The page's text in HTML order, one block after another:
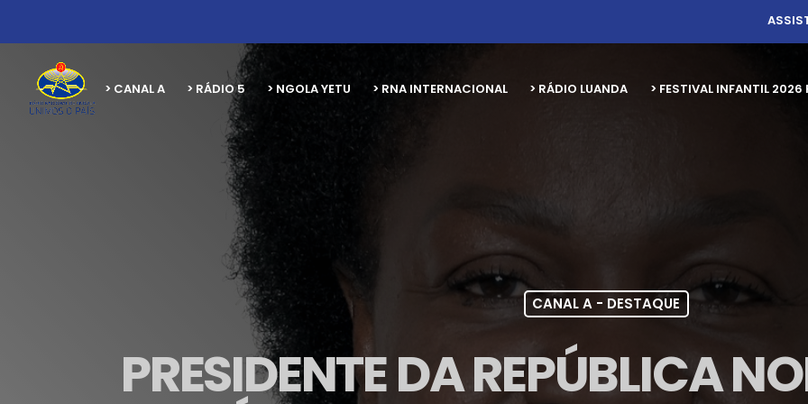
> CANAL A > RÁDIO 5 > NGOLA YETU > RNA INTERNACIONAL > RÁDIO LUANDA > FESTIVAL INFANTIL
CANAL A - DESTAQUE
PRESIDENTE DA REPÚBLICA